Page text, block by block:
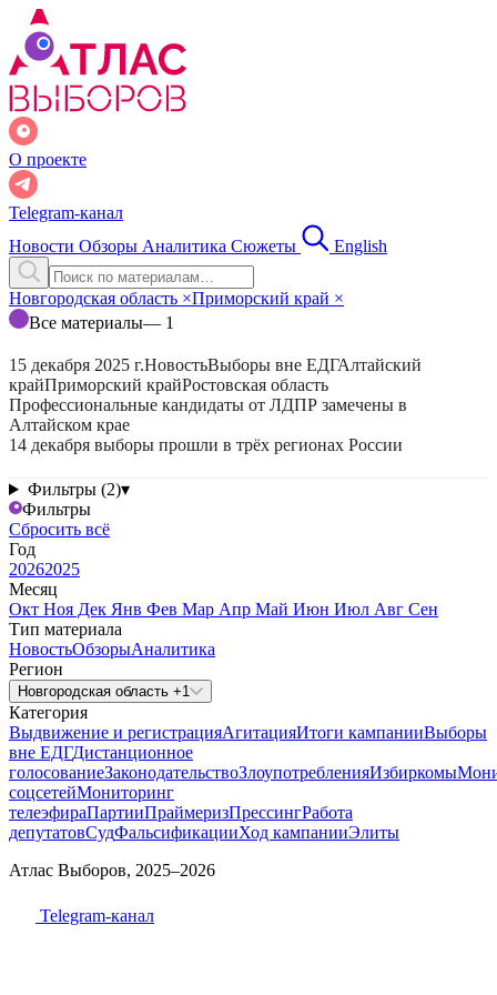
О проекте
Telegram-канал
Новости Обзоры Аналитика Сюжеты English
Новгородская область ×Приморский край ×
Все материалы— 1
15 декабря 2025 г.НовостьВыборы вне ЕДГАлтайский
крайПриморский крайРостовская область
Профессиональные кандидаты от ЛДПР замечены в
Алтайском крае
14 декабря выборы прошли в трёх регионах России
Фильтры (2)▾
Фильтры
Сбросить всё
Год
20262025
Месяц
Окт Ноя Дек Янв Фев Мар Апр Май Июн Июл Авг Сен
Тип материала
НовостьОбзорыАналитика
Регион
Новгородская область +1
Категория
Выдвижение и регистрацияАгитацияИтоги кампанииВыборы
вне ЕДГДистанционное
голосованиеЗаконодательствоЗлоупотребленияИзбиркомы
соцсетейМониторинг
телеэфираПартииПраймеризПрессингРабота
депутатовСудФальсификацииХод кампанииЭлиты
Атлас Выборов, 2025–2026
Telegram-канал